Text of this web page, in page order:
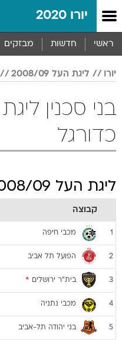
יורו 2020
ראשי חדשות מבזקים
יורו ליגת העל 2008/09
כדורגל
ליגת העל 2008/09
קבוצה
1 מכבי חיפה
2 הפועל תל אביב
3 בית"ר ירושלים *
4 מכבי נתניה
5 בני יהודה תל-אביב